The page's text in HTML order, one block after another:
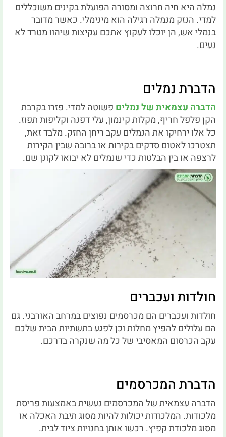
נמלה היא חיה חרוצה ומסורה הפועלת בקינים משוכללים
למדי. הנזק מנמלה רגילה הוא מינימלי. כאשר מדובר
בנמלי אש, הן יוכלו לעקוץ אתכם עקיצות שיהוו מטרד לא
נעים.
הדברת נמלים
הדברה עצמאית של נמלים פשוטה למדי. פזרו בקרבת
הקן פלפל חריף, מקלות קינמון, עלי דפנה וקליפות תפוז.
כל אלו ירחיקו את הנמלים עקב ריחן החזק. מלבד זאת,
תצטרכו לאטום סדקים בקירות או ברובה שבין הקירות
לרצפה או בין הבלטות כדי שנמלים לא יבואו לקונן שם.
חולדות ועכברים
חולדות ועכברים הם מכרסמים נפוצים במרחב האורבני. גם
הם עלולים להפיץ מחלות וכן לפגע בתשתיות הבית שלכם
עקב הכרסום המאסיבי של כל מה שנקרה בדרכם.
הדברת המכרסמים
הדברה עצמאית של המכרסמים נעשית באמצעות פריסת
מלכודות. המלכודות יכולות להיות מסוג תיבת האכלה או
מסוג מלכודת קפיץ. רכשו אותן בחנויות ציוד לבית.